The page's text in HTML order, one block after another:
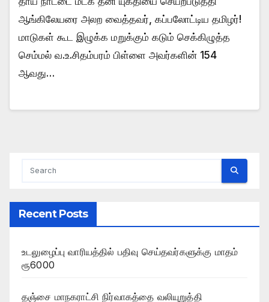
ஆங்கிலேயரை அலற வைத்தவர், கப்பலோட்டிய தமிழர்!
மாடுகள் கூட இழுக்க மறுக்கும் கடும் செக்கிழுத்த
செம்மல் வ.உ.சிதம்பரம் பிள்ளை அவர்களின் 154
ஆவது…
Recent Posts
உடலுழைப்பு வாரியத்தில் பதிவு செய்தவர்களுக்கு மாதம்
ரூ6000
தஞ்சை மாநகராட்சி நிர்வாகத்தை வலியுறுத்தி